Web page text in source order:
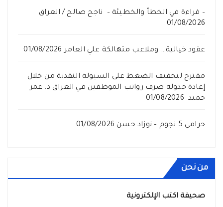
– قراءة في الخطأ والخطيئة – ناجح صالح / العراق
01/08/2026
عقود خيالية… وملاعب متهالكة علي العامر 01/08/2026
مقترح لتخفيف الضغط على السيولة النقدية من خلال
إعادة جدولة صرف رواتب الموظفين في العراق د. عمر
حميد 01/08/2026
حرامي 5 نجوم – نوزاد حسن 01/08/2026
من نحن
صحيفة اكتب الإلكترونية